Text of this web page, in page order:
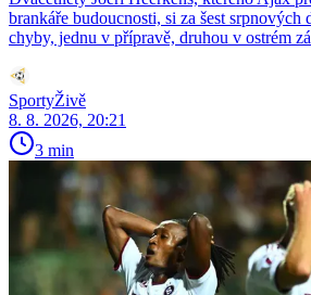
brankáře budoucnosti, si za šest srpnových
chyby, jednu v přípravě, druhou v ostrém
SportyŽivě
8. 8. 2026, 20:21
3 min